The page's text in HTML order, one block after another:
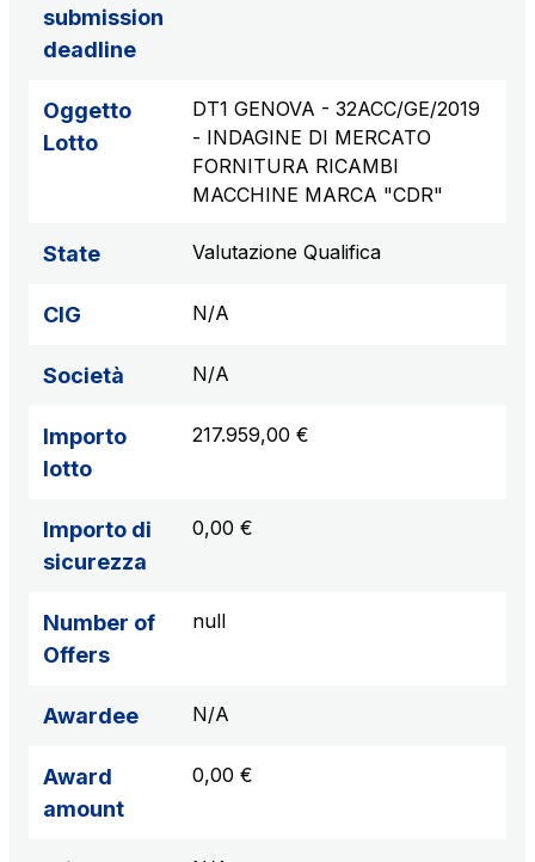
submission
deadline
Oggetto
Lotto
DT1 GENOVA - 32ACC/GE/2019
- INDAGINE DI MERCATO
FORNITURA RICAMBI
MACCHINE MARCA "CDR"
State Valutazione Qualifica
CIG N/A
Società N/A
Importo
lotto
217.959,00 €
Importo di
sicurezza
0,00 €
Number of
Offers
null
Awardee N/A
Award
amount
0,00 €